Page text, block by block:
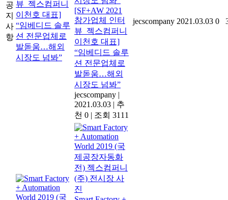
공
지
사
항
[SF+AW 2021
참가업체 인터
뷰_젝스컴퍼니
이천호 대표]
“임베디드 솔루
션 전문업체로
발돋움…해외
시장도 넘봐”
jecscompany |
2021.03.03 | 추
천 0 | 조회 3111
jecscompany 2021.03.03 0